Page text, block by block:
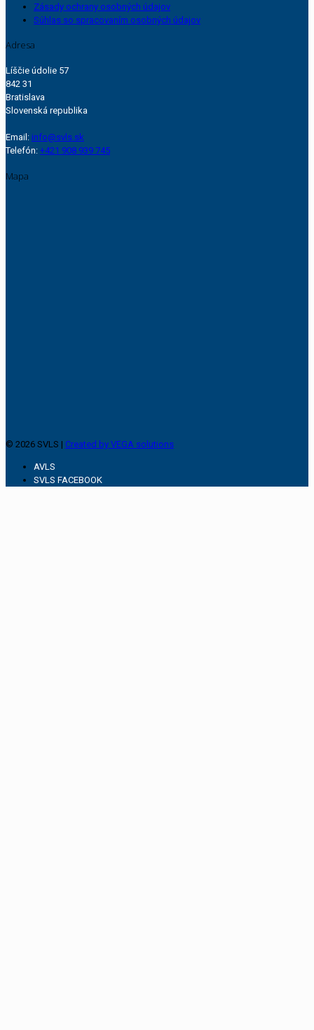
Zásady ochrany osobných údajov
Súhlas so spracovaním osobných údajov
Adresa
Líščie údolie 57
842 31
Bratislava
Slovenská republika
Email: info@svls.sk
Telefón: +421 908 939 745
Mapa
© 2026 SVLS | Created by VEGA solutions
AVLS
SVLS FACEBOOK